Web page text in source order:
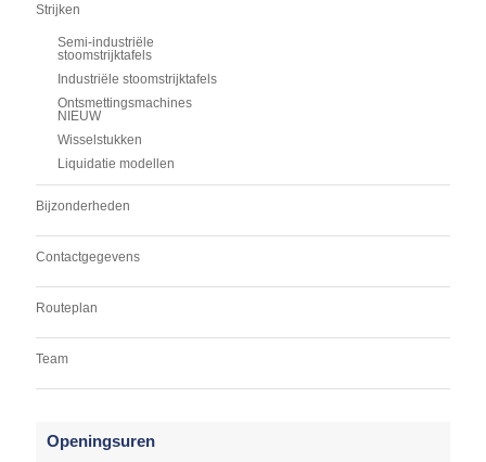
Strijken
Semi-industriële
stoomstrijktafels
Industriële stoomstrijktafels
Ontsmettingsmachines
NIEUW
Wisselstukken
Liquidatie modellen
Bijzonderheden
Contactgegevens
Routeplan
Team
Openingsuren